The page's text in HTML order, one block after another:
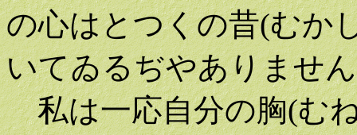
の心はとつくの昔(むか
いてゐるぢやありませ
私は一応自分の胸(む